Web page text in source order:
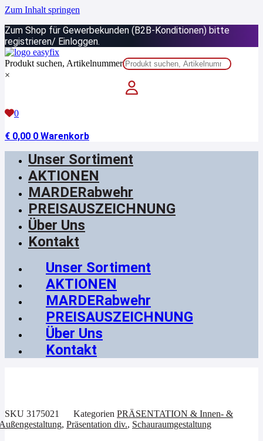
Zum Inhalt springen
Zum Shop für Gewerbekunden (B2B-Konditionen) bitte
registrieren/ Einloggen.
Produkt suchen, Artikelnummer
×
0
€ 0,00 0 Warenkorb
Unser Sortiment
AKTIONEN
MARDERabwehr
PREISAUSZEICHNUNG
Über Uns
Kontakt
Unser Sortiment
AKTIONEN
MARDERabwehr
PREISAUSZEICHNUNG
Über Uns
Kontakt
SKU 3175021 Kategorien PRÄSENTATION & Innen- &
, Präsentation div., Schauraumgestaltung